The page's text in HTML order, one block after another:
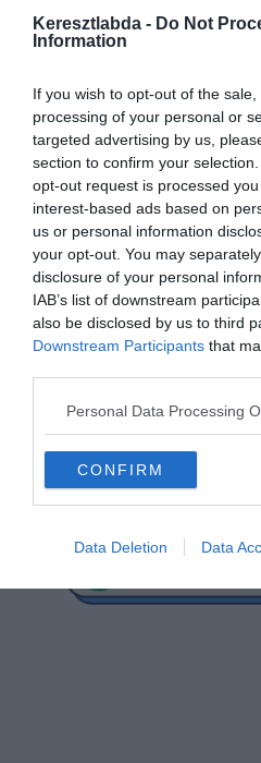
Keresztlabda - Do Not
Information
If you wish to opt-out of the
processing of your personal or
targeted advertising by us,
section to confirm your
opt-out request is processed
interest-based ads based on
us or personal information
your opt-out. You may
disclosure of your personal
IAB’s list of downstream
also be disclosed by us to third
Downstream Participants that
Personal Data Processing
CONFIRM
Data Deletion Data
szezonjában elkívánkozott a klubtól,
megkörnyékezte. A szélső jelenleg a
tűrnek el. Az utóbbi időkben egyre
többiekkel és volt, hogy egy
csoda, ha Neymar elhagyná
manyilatkozta, hogy nem tűri
“A játékosoknak nagyobb
Teljesen más lesz. Többet kell
azért vannak itt, hogy szórakozzanak!
akkor az ajtó nyitva áll! Ciao! A
allűröket!”
Úgy tűnik a PSG vezető megunták
széthúzást az öltözőben. A brazil
tartják már érinthetetlenek és egy
hajlandóak megválni tőle a
kijelentette semmi pénzért nem
Forrás:L’équipe